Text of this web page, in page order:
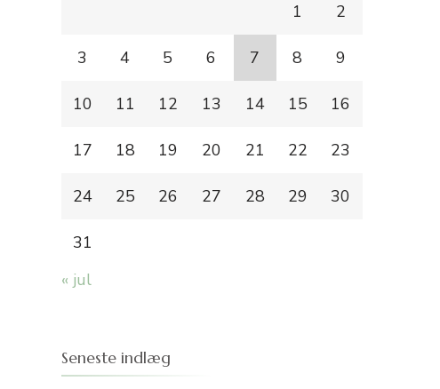
1 2
3 4 5 6 7 8 9
10 11 12 13 14 15 16
17 18 19 20 21 22 23
24 25 26 27 28 29 30
31
« jul
Seneste indlæg